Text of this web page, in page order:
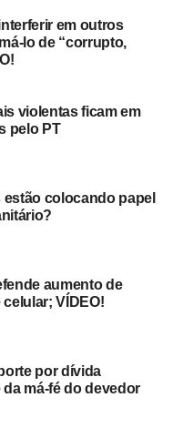
em outros
lo de “corrupto,
violentas ficam em
pelo PT
colocando papel
aumento de
VÍDEO!
por dívida
má-fé do devedor